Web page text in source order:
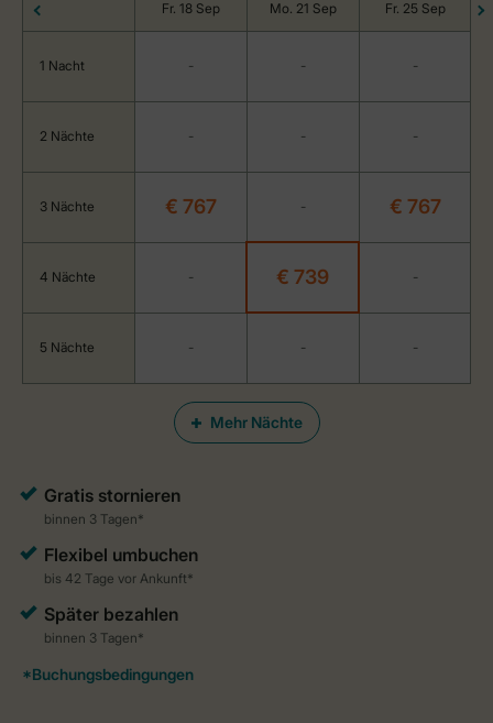
Mehr Nächte
Fr. 18 Sep Mo. 21 Sep Fr. 25 Sep
1 Nacht - - -
2 Nächte - - -
3 Nächte € 767 - € 767
4 Nächte - € 739 -
5 Nächte - - -